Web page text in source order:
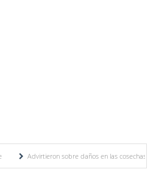
Advirtieron sobre daños en las cosechas de los